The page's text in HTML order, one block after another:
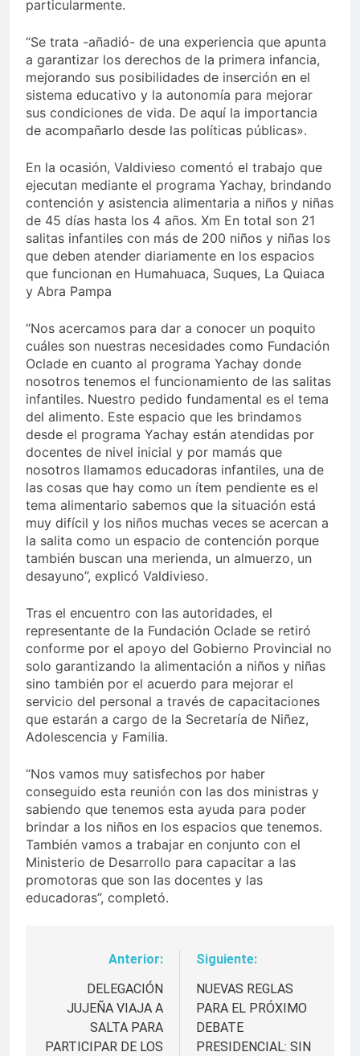
particularmente.
“Se trata -añadió- de una experiencia que apunta
a garantizar los derechos de la primera infancia,
mejorando sus posibilidades de inserción en el
sistema educativo y la autonomía para mejorar
sus condiciones de vida. De aquí la importancia
de acompañarlo desde las políticas públicas».
En la ocasión, Valdivieso comentó el trabajo que
ejecutan mediante el programa Yachay, brindando
contención y asistencia alimentaria a niños y niñas
de 45 días hasta los 4 años. Xm En total son 21
salitas infantiles con más de 200 niños y niñas los
que deben atender diariamente en los espacios
que funcionan en Humahuaca, Suques, La Quiaca
y Abra Pampa
“Nos acercamos para dar a conocer un poquito
cuáles son nuestras necesidades como Fundación
Oclade en cuanto al programa Yachay donde
nosotros tenemos el funcionamiento de las salitas
infantiles. Nuestro pedido fundamental es el tema
del alimento. Este espacio que les brindamos
desde el programa Yachay están atendidas por
docentes de nivel inicial y por mamás que
nosotros llamamos educadoras infantiles, una de
las cosas que hay como un ítem pendiente es el
tema alimentario sabemos que la situación está
muy difícil y los niños muchas veces se acercan a
la salita como un espacio de contención porque
también buscan una merienda, un almuerzo, un
desayuno”, explicó Valdivieso.
Tras el encuentro con las autoridades, el
representante de la Fundación Oclade se retiró
conforme por el apoyo del Gobierno Provincial no
solo garantizando la alimentación a niños y niñas
sino también por el acuerdo para mejorar el
servicio del personal a través de capacitaciones
que estarán a cargo de la Secretaría de Niñez,
Adolescencia y Familia.
“Nos vamos muy satisfechos por haber
conseguido esta reunión con las dos ministras y
sabiendo que tenemos esta ayuda para poder
brindar a los niños en los espacios que tenemos.
También vamos a trabajar en conjunto con el
Ministerio de Desarrollo para capacitar a las
promotoras que son las docentes y las
educadoras”, completó.
Navegación
entradas
Anterior:
DELEGACIÓN
JUJEÑA VIAJA A
SALTA PARA
PARTICIPAR DE LOS
Siguiente:
NUEVAS REGLAS
PARA EL PRÓXIMO
DEBATE
PRESIDENCIAL: SIN